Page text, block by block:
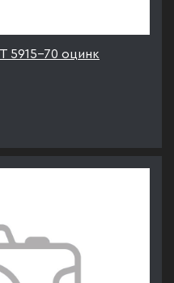
5915-70 оцинк